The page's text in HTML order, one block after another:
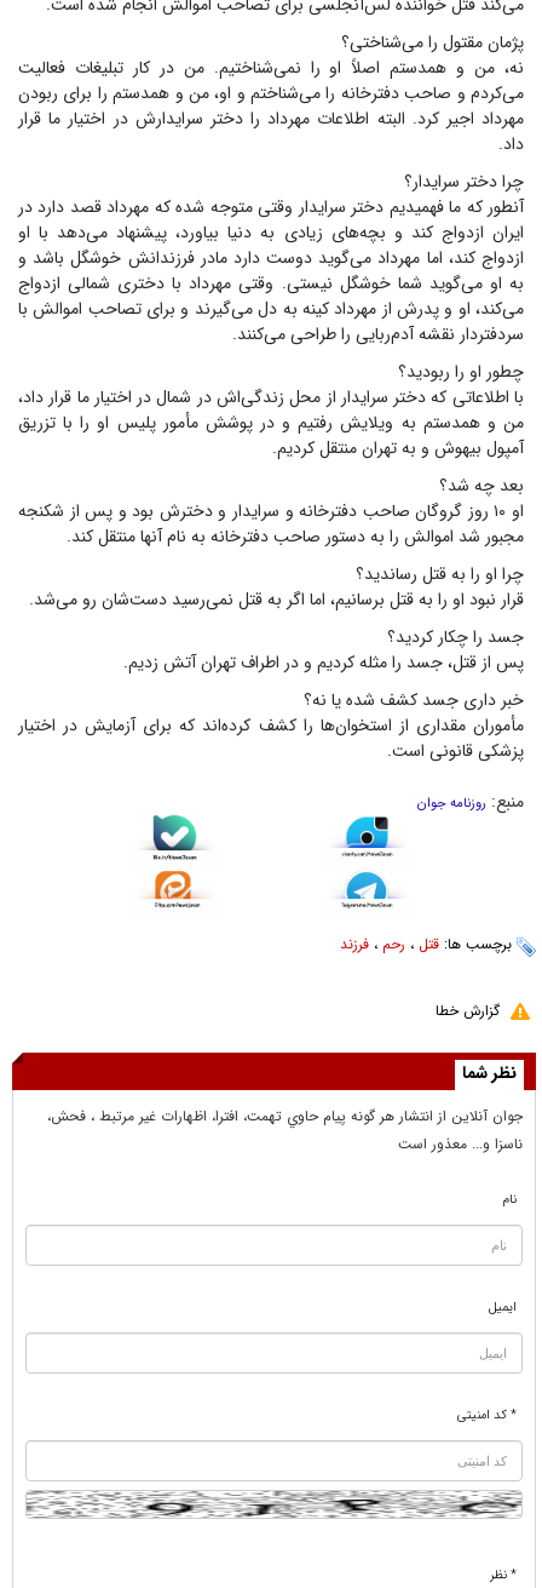
پژمان مقتول را می‌شناختی؟
نه، من و همدستم اصلاً او را نمی‌شناختیم. من در کار تبلیغات فعالیت
می‌کردم و صاحب دفترخانه را می‌شناختم و او، من و همدستم را برای ربودن
مهرداد اجیر کرد. البته اطلاعات مهرداد را دختر سرایدارش در اختیار ما قرار
داد.
چرا دختر سرایدار؟
آنطور که ما فهمیدیم دختر سرایدار وقتی متوجه شده که مهرداد قصد دارد در
ایران ازدواج کند و بچه‌های زیادی به دنیا بیاورد، پیشنهاد می‌دهد با او
ازدواج کند، اما مهرداد می‌گوید دوست دارد مادر فرزندانش خوشگل باشد و
به او می‌گوید شما خوشگل نیستی. وقتی مهرداد با دختری شمالی ازدواج
می‌کند، او و پدرش از مهرداد کینه به دل می‌گیرند و برای تصاحب اموالش با
سردفتردار نقشه آدم‌ربایی را طراحی می‌کنند.
چطور او را ربودید؟
با اطلاعاتی که دختر سرایدار از محل زندگی‌اش در شمال در اختیار ما قرار داد،
من و همدستم به ویلایش رفتیم و در پوشش مأمور پلیس او را با تزریق
آمپول بیهوش و به تهران منتقل کردیم.
بعد چه شد؟
او ۱۰ روز گروگان صاحب دفترخانه و سرایدار و دخترش بود و پس از شکنجه
مجبور شد اموالش را به دستور صاحب دفترخانه به نام آنها منتقل کند.
چرا او را به قتل رساندید؟
قرار نبود او را به قتل برسانیم، اما اگر به قتل نمی‌رسید دست‌شان رو می‌شد.
جسد را چکار کردید؟
پس از قتل، جسد را مثله کردیم و در اطراف تهران آتش زدیم.
خبر داری جسد کشف شده یا نه؟
مأموران مقداری از استخوان‌ها را کشف کرده‌اند که برای آزمایش در اختیار
پزشکی قانونی است.
منبع: روزنامه جوان
برچسب ها: قتل ، رحم ، فرزند
گزارش خطا
نظر شما
جوان آنلاين از انتشار هر گونه پيام حاوي تهمت، افترا، اظهارات غير مرتبط ، فحش،
ناسزا و... معذور است
نام
ایمیل
* کد امنیتی
* نظر